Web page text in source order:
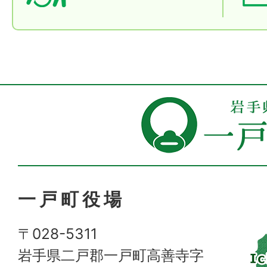
一戸町役場
〒028-5311
岩手県二戸郡一戸町高善寺字